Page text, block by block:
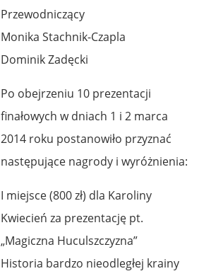
Przewodniczący
Monika Stachnik-Czapla
Dominik Zadęcki
Po obejrzeniu 10 prezentacji
finałowych w dniach 1 i 2 marca
2014 roku postanowiło przyznać
następujące nagrody i wyróżnienia:
I miejsce (800 zł) dla Karoliny
Kwiecień za prezentację pt.
„Magiczna Huculszczyzna”
Historia bardzo nieodległej krainy